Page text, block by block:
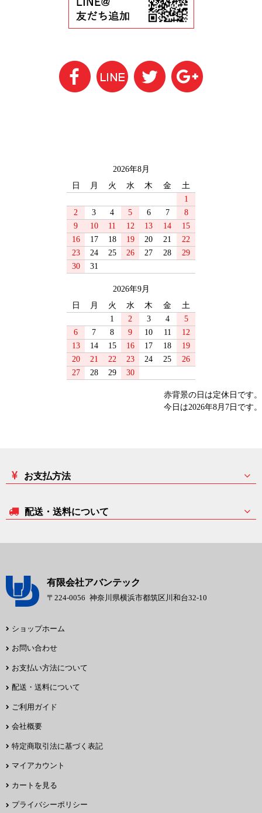
2026年8月
日
月 火 水 木 金
土
1
2
3 4 5 6 7
8
9
10 11 12 13 14
15
16
17 18 19 20 21
22
23
24 25 26 27 28
29
30
31
2026年9月
日
月 火 水 木 金
土
1
2 3 4
5
6
7 8 9 10 11
12
13
14 15 16 17 18
19
20
21 22 23 24 25
26
27
28 29 30
赤背景の日は定休日です。
今日は2026年8月7日です。
お支払方法
配送・送料について
有限会社アバンテック
〒224-0056 神奈川県横浜市都筑区川和台32-10
ショップホーム
お問い合わせ
お支払い方法について
配送・送料について
ご利用ガイド
会社概要
特定商取引法に基づく表記
マイアカウント
カートを見る
プライバシーポリシー